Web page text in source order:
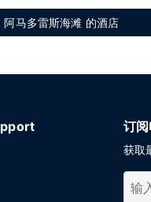
阿马多雷斯海滩 的酒店
订
获取